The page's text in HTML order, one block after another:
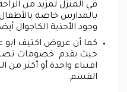
في المنزل لمزيد من
بالمدارس خاصة
وجود الأحذية الكاجوال
كما أن عروض اكتيف ابو
اقتناء واحدة أو أكثر من
القسم.